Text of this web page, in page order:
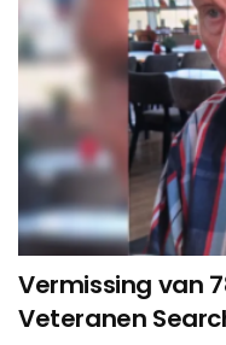
Vermissing van
Veteranen